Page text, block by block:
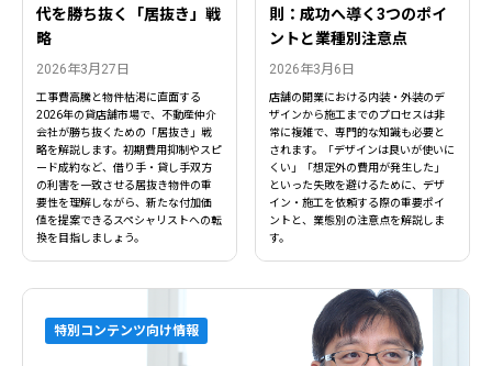
代を勝ち抜く「居抜き」戦
略
2026年3月27日
工事費高騰と物件枯渇に直面する
2026年の貸店舗市場で、不動産仲介
会社が勝ち抜くための「居抜き」戦
略を解説します。初期費用抑制やスピ
ード成約など、借り手・貸し手双方
の利害を一致させる居抜き物件の重
要性を理解しながら、新たな付加価
値を提案できるスペシャリストへの転
換を目指しましょう。
則：成功へ導く3つのポイ
ントと業種別注意点
2026年3月6日
店舗の開業における内装・外装のデ
ザインから施工までのプロセスは非
常に複雑で、専門的な知識も必要と
されます。「デザインは良いが使いに
くい」「想定外の費用が発生した」
といった失敗を避けるために、デザ
イン・施工を依頼する際の重要ポイ
ントと、業態別の注意点を解説しま
す。
特別コンテンツ向け情報